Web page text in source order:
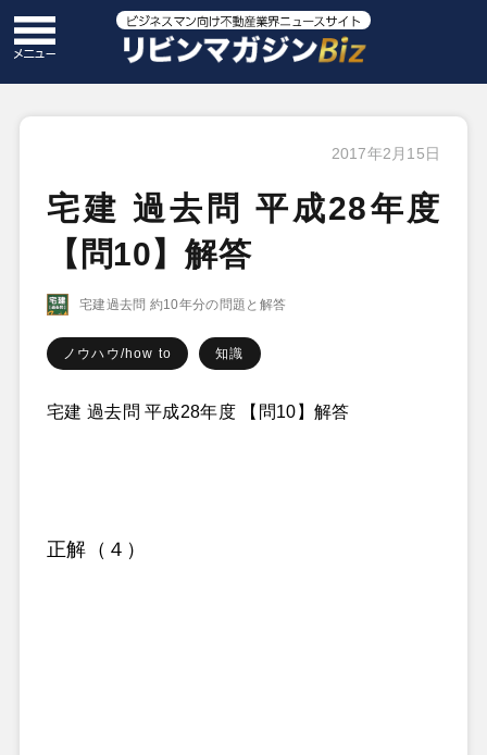
2017年2月15日
宅建 過去問 平成28年度
【問10】解答
宅建過去問 約10年分の問題と解答
ノウハウ/how to 知識
宅建 過去問 平成28年度 【問10】解答
正解（４）